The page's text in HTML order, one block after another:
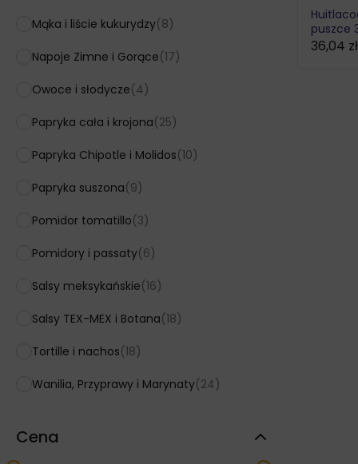
Mąka i liście kukurydzy(8)
Napoje Zimne i Gorące(17)
Owoce i słodycze(4)
Papryka cała i krojona(25)
Papryka Chipotle i Molidos(10)
Papryka suszona(9)
Pomidor tomatillo(3)
Pomidory i passaty(6)
Salsy meksykańskie(16)
Salsy TEX-MEX i Botana(18)
Tortille i nachos(18)
Wanilia, Przyprawy i Marynaty(24)
Cena
puszce
36,04 zł